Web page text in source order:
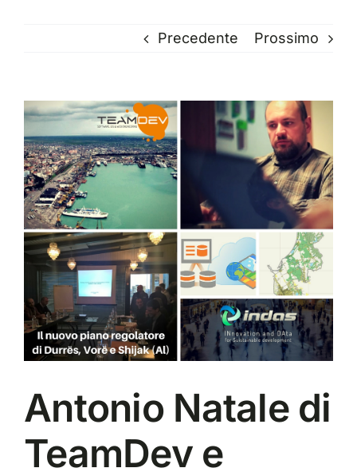
Precedente Prossimo
Ingrandisci
immagine
Antonio Natale di
TeamDev e